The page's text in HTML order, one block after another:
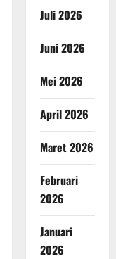
Juli 2026
Juni 2026
Mei 2026
April 2026
Maret 2026
Februari
2026
Januari
2026